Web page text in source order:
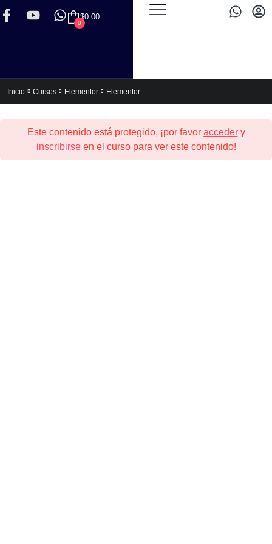
$0.00
0
Inicio Cursos Elementor Elementor Express (Para no Programadores)
Este contenido está protegido, ¡por favor accedery
inscribirseen el curso para ver este contenido!